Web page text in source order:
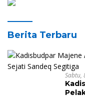
Berita Terbaru
Sabtu,